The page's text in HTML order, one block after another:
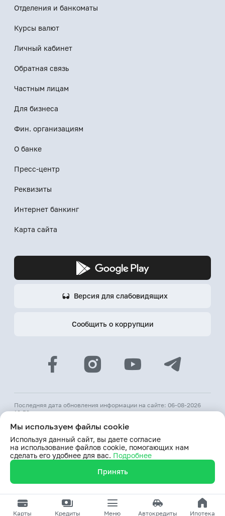
Карты Кредиты Меню Автокредиты Ипотека
Отделения и банкоматы
Курсы валют
Личный кабинет
Обратная связь
Частным лицам
Для бизнеса
Фин. организациям
О банке
Пресс-центр
Реквизиты
Интернет банкинг
Карта сайта
Версия для слабовидящих
Сообщить о коррупции
Последняя дата обновления информации на сайте: 06-08-2026
12:53
© 2026 АКБ «Hamkorbank»
Лицензия № 64 ЦБ РУз от 31 августа 1991 г.
При использовании материалов сайта ссылка на веб-сайт
www.hamkorbank.uz обязательна
Продолжая пользование сайтом, я выражаю согласие
на обработку моих персональных данных
Мы используем файлы cookie
Используя данный сайт, вы даете согласие
на использование файлов cookie, помогающих нам
сделать его удобнее для вас. Подробнее
Принять